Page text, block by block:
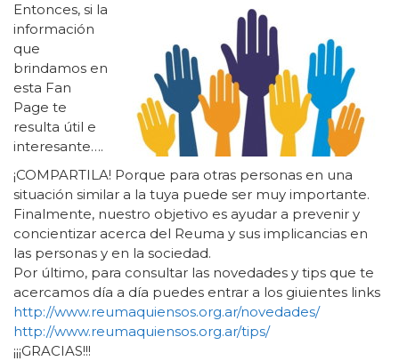
Entonces, si la
información
que
brindamos en
esta Fan
Page te
resulta útil e
interesante….
¡COMPARTILA! Porque para otras personas en una
situación similar a la tuya puede ser muy importante.
Finalmente, nuestro objetivo es ayudar a prevenir y
concientizar acerca del Reuma y sus implicancias en
las personas y en la sociedad.
Por último, para consultar las novedades y tips que te
acercamos día a día puedes entrar a los giuientes links
http://www.reumaquiensos.org.ar/novedades/
http://www.reumaquiensos.org.ar/tips/
¡¡¡GRACIAS!!!